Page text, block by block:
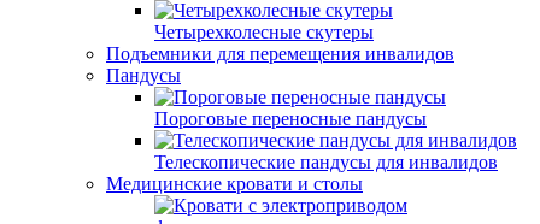
Четырехколесные скутеры
Подъемники для перемещения инвалидов
Пандусы
Пороговые переносные пандусы
Телескопические пандусы для инвалидов
Медицинские кровати и столы